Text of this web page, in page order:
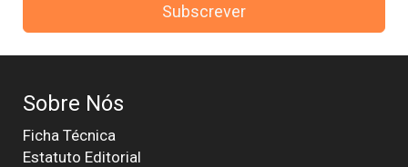
Subscrever
Sobre Nós
Ficha Técnica
Estatuto Editorial